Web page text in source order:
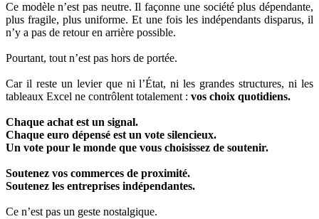
Ce modèle n’est pas neutre. Il façonne une société plus dépendante,
plus fragile, plus uniforme. Et une fois les indépendants disparus, il
n’y a pas de retour en arrière possible.
Pourtant, tout n’est pas hors de portée.
Car il reste un levier que ni l’État, ni les grandes structures, ni les
tableaux Excel ne contrôlent totalement : vos choix quotidiens.
Chaque achat est un signal.
Chaque euro dépensé est un vote silencieux.
Un vote pour le monde que vous choisissez de soutenir.
Soutenez vos commerces de proximité.
Soutenez les entreprises indépendantes.
Ce n’est pas un geste nostalgique.